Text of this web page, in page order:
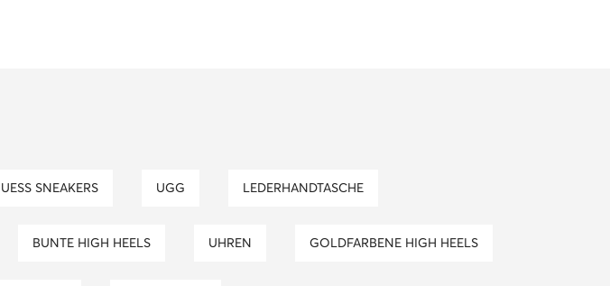
GUESS SNEAKERS UGG LEDERHANDTASCHE
BUNTE HIGH HEELS UHREN GOLDFARBENE HIGH HEELS